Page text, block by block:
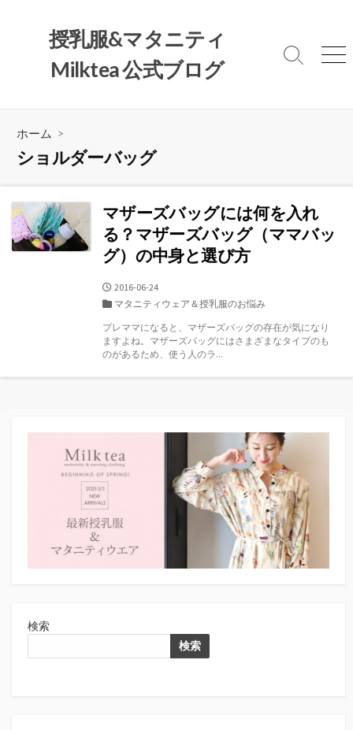
へ
プ
授乳服&マタニティ
Milktea 公式ブログ
検
メ
ホーム >
ショルダーバッグ
マザーズバッグには何を入れ
る？マザーズバッグ（ママバッ
グ）の中身と選び方
公
開
2016-06-24
カ
ゴ
リ
ー
マタニティウェア＆授乳服のお悩み
プレママになると、マザーズバッグの存在が気になり
ますよね。マザーズバッグにはさまざまなタイプのも
のがあるため、使う人のラ...
検索
検索